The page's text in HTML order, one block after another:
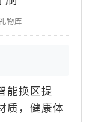
物库
换区提
质，健康体